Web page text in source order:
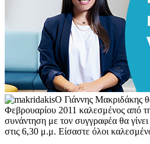
Ο Γιάννης Μακριδάκης
Φεβρουαρίου 2011 καλεσμένος από
συνάντηση με τον συγγραφέα θα
στις 6,30 μ.μ. Είσαστε όλοι